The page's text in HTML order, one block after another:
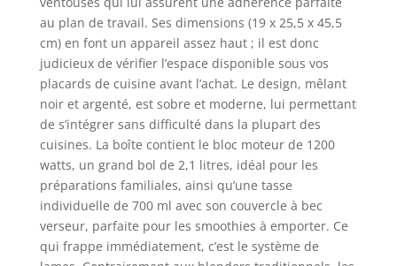
au plan de travail. Ses dimensions (19 x 25,5 x 45,5
cm) en font un appareil assez haut ; il est donc
judicieux de vérifier l’espace disponible sous vos
placards de cuisine avant l’achat. Le design, mêlant
noir et argenté, est sobre et moderne, lui permettant
de s’intégrer sans difficulté dans la plupart des
cuisines. La boîte contient le bloc moteur de 1200
watts, un grand bol de 2,1 litres, idéal pour les
préparations familiales, ainsi qu’une tasse
individuelle de 700 ml avec son couvercle à bec
verseur, parfaite pour les smoothies à emporter. Ce
qui frappe immédiatement, c’est le système de